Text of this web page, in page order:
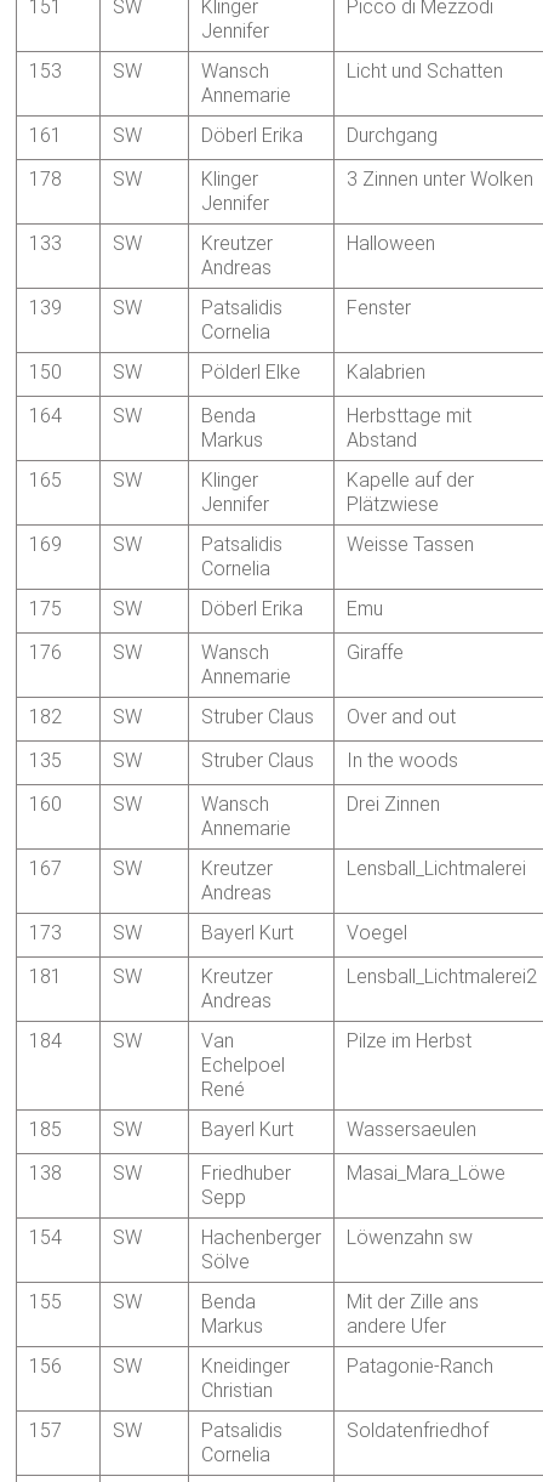
151 SW
Klinger
Jennifer
Picco di Mezzodi
153 SW
Wansch
Annemarie
Licht und Schatten
161 SW Döberl Erika
Durchgang
178
SW
Klinger
Jennifer
3 Zinnen unter Wolken
133 SW
Kreutzer
Andreas
Halloween
139 SW
Patsalidis
Cornelia
Fenster
150 SW Pölderl Elke
Kalabrien
164
SW
Benda
Markus
Herbsttage mit
Abstand
165
SW
Klinger
Jennifer
Kapelle auf der
Plätzwiese
169
SW
Patsalidis
Cornelia
Weisse Tassen
175 SW Döberl Erika
Emu
176
SW
Wansch
Annemarie
Giraffe
182 SW Struber Claus
Over and out
135
SW Struber Claus
In the woods
160
SW
Wansch
Annemarie
Drei Zinnen
167 SW
Kreutzer
Andreas
Lensball_Lichtmalerei
173 SW Bayerl Kurt
Voegel
181
SW
Kreutzer
Andreas
Lensball_Lichtmalerei2
184 SW
Van
Echelpoel
René
Pilze im Herbst
185 SW Bayerl Kurt
Wassersaeulen
138
SW
Friedhuber
Sepp
Masai_Mara_Löwe
154 SW
Hachenberger
Sölve
Löwenzahn sw
155 SW
Benda
Markus
Mit der Zille ans
andere Ufer
156
SW
Kneidinger
Christian
Patagonie-Ranch
157 SW
Patsalidis
Cornelia
Soldatenfriedhof